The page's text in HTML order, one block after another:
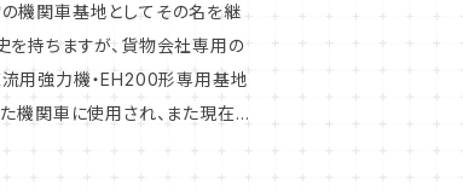
機関車基地としてその名を継
持ちますが、貨物会社専用の
用強力機・EH200形専用基地
機関車に使用され、また現在で
字体の "髙" の意匠を忠実に